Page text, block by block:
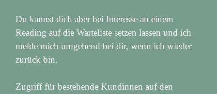
Du kannst dich aber bei Interesse an einem
Reading auf die Warteliste setzen lassen und ich
melde mich umgehend bei dir, wenn ich wieder
zurück bin.
Zugriff für bestehende Kundinnen auf den